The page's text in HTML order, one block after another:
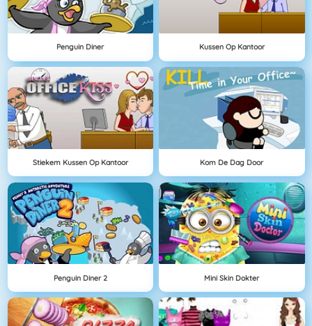
Penguin Diner Kussen Op Kantoor
Stiekem Kussen Op Kantoor Kom De Dag Door
Penguin Diner 2 Mini Skin Dokter